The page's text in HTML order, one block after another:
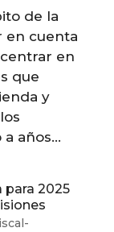
de la
en cuenta
en
que
y
años...
para 2025